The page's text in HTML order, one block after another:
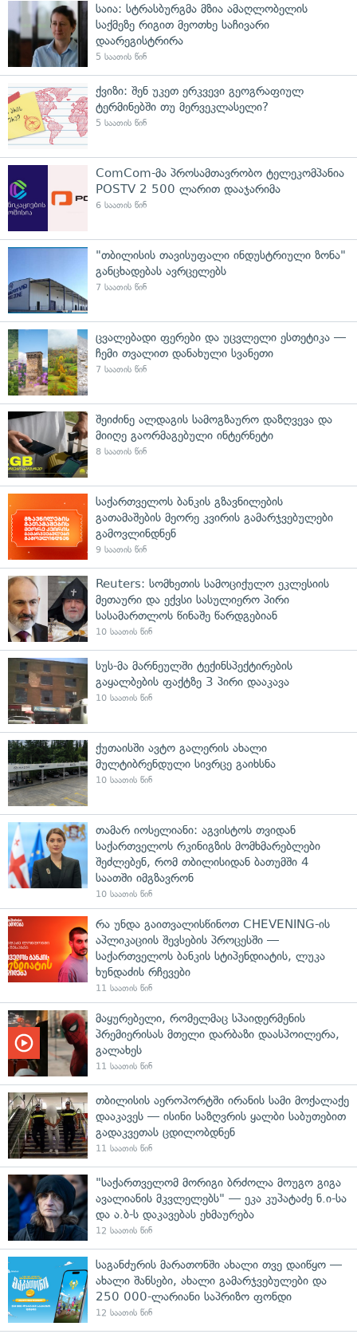
საია: სტრასბურგმა მზია ამაღლობელის
საქმეზე რიგით მეოთხე საჩივარი
დაარეგისტრირა
5 საათის წინ
ქვიზი: შენ უკეთ ერკვევი გეოგრაფიულ
ტერმინებში თუ მერვეკლასელი?
5 საათის წინ
ComCom-მა პროსამთავრობო ტელეკომპანია
POSTV 2 500 ლარით დააჯარიმა
6 საათის წინ
"თბილისის თავისუფალი ინდუსტრიული ზონა"
განცხადებას ავრცელებს
7 საათის წინ
ცვალებადი ფერები და უცვლელი ესთეტიკა —
ჩემი თვალით დანახული სვანეთი
7 საათის წინ
შეიძინე ალდაგის სამოგზაურო დაზღვევა და
მიიღე გაორმაგებული ინტერნეტი
8 საათის წინ
საქართველოს ბანკის გზავნილების
გათამაშების მეორე კვირის გამარჯვებულები
გამოვლინდნენ
9 საათის წინ
Reuters: სომხეთის სამოციქულო ეკლესიის
მეთაური და ექვსი სასულიერო პირი
სასამართლოს წინაშე წარდგებიან
10 საათის წინ
სუს-მა მარნეულში ტექინსპექტირების
გაყალბების ფაქტზე 3 პირი დააკავა
10 საათის წინ
ქუთაისში ავტო გალერის ახალი
მულტიბრენდული სივრცე გაიხსნა
10 საათის წინ
თამარ იოსელიანი: აგვისტოს თვიდან
საქართველოს რკინიგზის მომხმარებლები
შეძლებენ, რომ თბილისიდან ბათუმში 4
საათში იმგზავრონ
10 საათის წინ
რა უნდა გაითვალისწინოთ CHEVENING-ის
აპლიკაციის შევსების პროცესში —
საქართველოს ბანკის სტიპენდიატის, ლუკა
ხუნდაძის რჩევები
11 საათის წინ
მაყურებელი, რომელმაც სპაიდერმენის
პრემიერისას მთელი დარბაზი დაასპოილერა,
გალახეს
11 საათის წინ
თბილისის აეროპორტში ირანის სამი მოქალაქე
დააკავეს — ისინი საზღვრის ყალბი საბუთებით
გადაკვეთას ცდილობდნენ
11 საათის წინ
"საქართველომ მორიგი ბრძოლა მოუგო გიგა
ავალიანის მკვლელებს" — ეკა კუპატაძე ნ.ი-სა
და ა.ბ-ს დაკავებას ეხმაურება
12 საათის წინ
საგანძურის მარათონში ახალი თვე დაიწყო —
ახალი შანსები, ახალი გამარჯვებულები და
250 000-ლარიანი საპრიზო ფონდი
12 საათის წინ